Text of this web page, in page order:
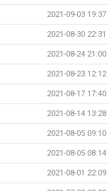
2021-09-03 19:37
2021-08-30 22:31
2021-08-24 21:00
2021-08-23 12:12
2021-08-17 17:40
2021-08-14 13:28
2021-08-05 09:10
2021-08-05 08:14
2021-08-01 22:09